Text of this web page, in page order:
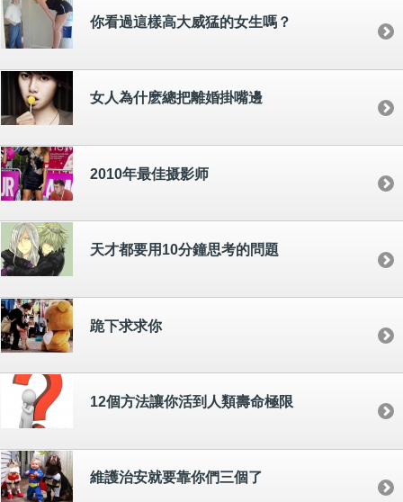
你看過這樣高大威猛的女生嗎？
女人為什麽總把離婚掛嘴邊
2010年最佳摄影师
天才都要用10分鐘思考的問題
跪下求求你
12個方法讓你活到人類壽命極限
維護治安就要靠你們三個了